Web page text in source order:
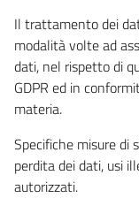
Il trattamento dei
modalità volte ad
dati, nel rispetto di
GDPR ed in
materia.
Specifiche misure di
perdita dei dati, usi
autorizzati.